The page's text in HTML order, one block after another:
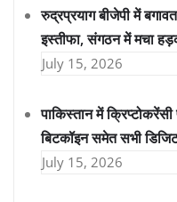
रुद्रप्रयाग बीजेपी में
इस्तीफा, संगठन में मचा
July 15, 2026
पाकिस्तान में
बिटकॉइन समेत सभी
July 15, 2026